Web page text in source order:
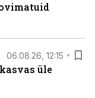
06.08.26, 12:15
üle